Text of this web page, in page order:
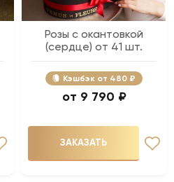
Розы с окантовкой
(сердце) от 41 шт.
Кэшбэк 480 ₽
9 790 ₽
ЗАКАЗАТЬ